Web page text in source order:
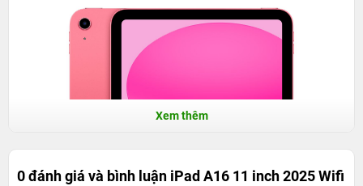
Xem thêm
0 đánh giá và bình luận iPad A16 11 inch 2025 Wifi